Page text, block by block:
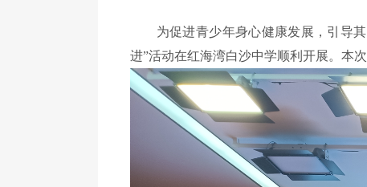
为促进青少年身心健康发展，引导
进”活动在红海湾白沙中学顺利开展。本